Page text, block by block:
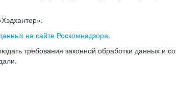
на сайте Роскомнадзора.
требования законной обработки данных и